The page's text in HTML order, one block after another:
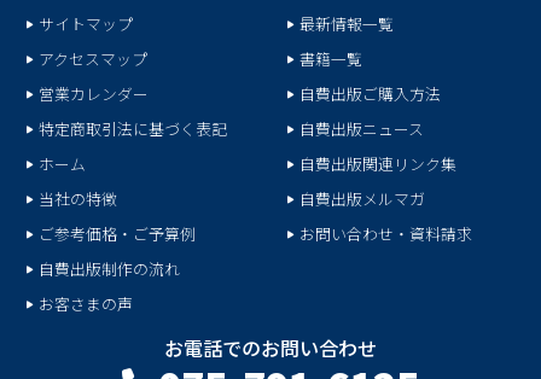
サイトマップ
アクセスマップ
営業カレンダー
特定商取引法に基づく表記
ホーム
当社の特徴
ご参考価格・ご予算例
自費出版制作の流れ
お客さまの声
最新情報一覧
書籍一覧
自費出版ご購入方法
自費出版ニュース
自費出版関連リンク集
自費出版メルマガ
お問い合わせ・資料請求
お電話でのお問い合わせ